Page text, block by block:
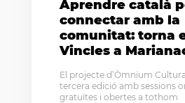
Aprendre català
connectar amb la
comunitat: torna
Vincles a
El projecte d’Òmnium
tercera edició amb sessions
gratuïtes i obertes a tothom